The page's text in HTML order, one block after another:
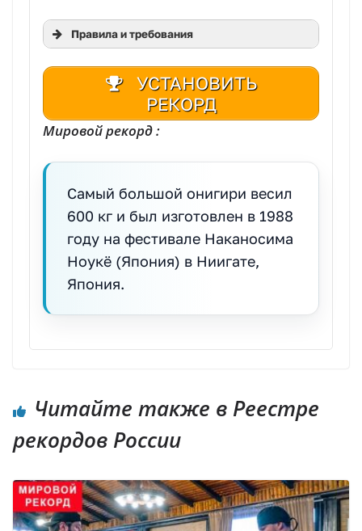
Правила и требования
УСТАНОВИТЬ
РЕКОРД
Мировой рекорд :
Самый большой онигири весил
600 кг и был изготовлен в 1988
году на фестивале Наканосима
Ноукё (Япония) в Ниигате,
Япония.
Читайте также в Реестре
рекордов России